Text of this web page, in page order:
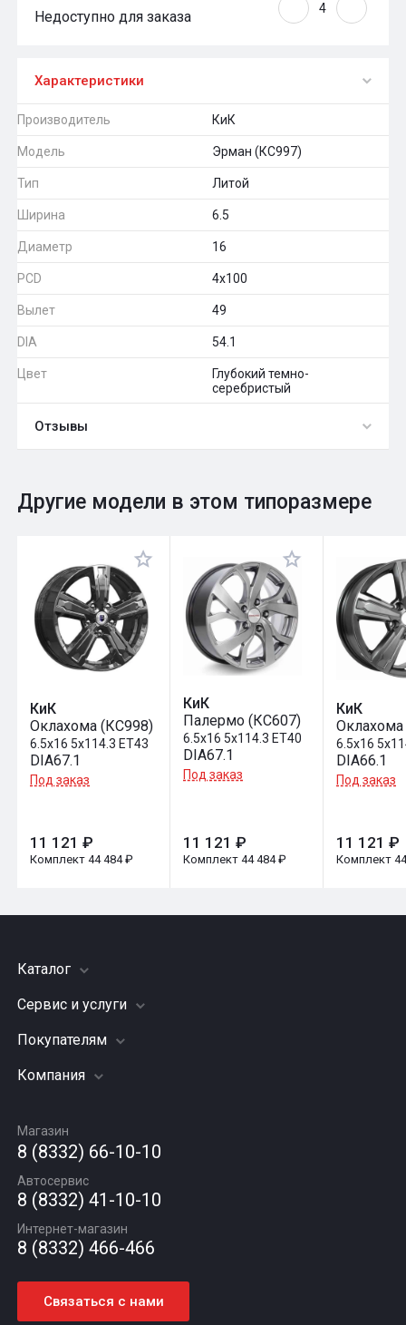
Недоступно для заказа
Характеристики
Производитель КиК
Модель Эрман (КС997)
Тип Литой
Ширина 6.5
Диаметр 16
PCD 4x100
Вылет 49
DIA 54.1
Цвет
Глубокий темно-
серебристый
Отзывы
Оставить отзыв
Общий рейтинг 0
Другие модели в этом типоразмере
КиК
Оклахома (КС998)
6.5x16 5x114.3 ET43
DIA67.1
Под заказ
11 121 ₽
Комплект 44 484 ₽
КиК
Палермо (КС607)
6.5x16 5x114.3 ET40
DIA67.1
Под заказ
11 121 ₽
Комплект 44 484 ₽
КиК
6.5x16
DIA66.1
Под заказ
11 121 ₽
Комплект
Каталог
Шины
Грузовые шины
Диски
Автомасла
Сервис и услуги
Заправка кондиционера
Подвеска (ходовая часть)
Шиномонтаж
Покупателям
Акции
Гарантии и возврат
Компания
Вакансии
Новости
Статьи
Контакты
Магазин
8 (8332) 66-10-10
Автосервис
8 (8332) 41-10-10
Интернет-магазин
8 (8332) 466-466
Связаться с нами